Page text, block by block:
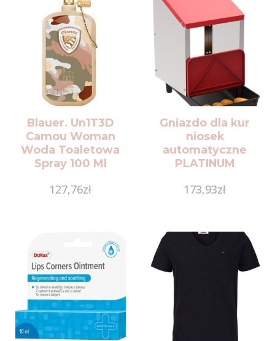
Blauer. Un1T3D
Camou Woman
Woda Toaletowa
Spray 100 Ml
127,76zł
Gniazdo dla kur
niosek
automatyczne
PLATINUM
pojemnikiem na jajka
173,93zł